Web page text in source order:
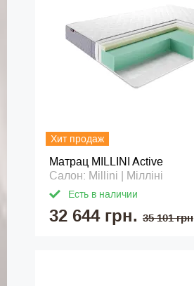
Хит продаж
Матрац MILLINI Active
Салон: Millini | Мілліні
Есть в наличии
32 644 грн. 35 101 грн